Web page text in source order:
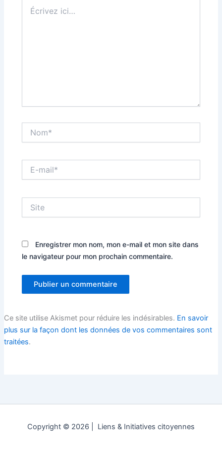
ici…
mail*
Enregistrer mon nom, mon e-mail et mon site dans
le navigateur pour mon prochain commentaire.
Ce site utilise Akismet pour réduire les indésirables. En savoir
plus sur la façon dont les données de vos commentaires sont
traitées.
Copyright © 2026 | Liens & Initiatives citoyennes